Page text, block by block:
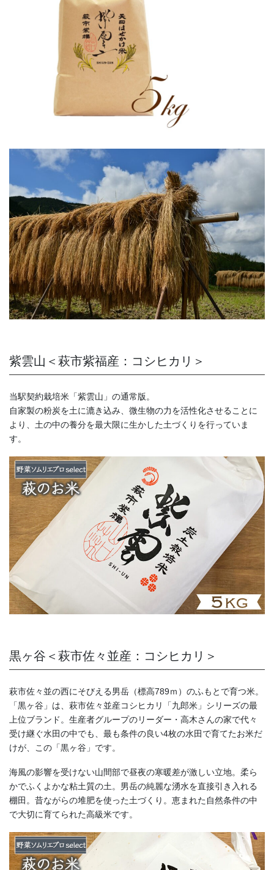
紫雲山＜萩市紫福産：コシヒカリ＞
当駅契約栽培米「紫雲山」の通常版。
自家製の粉炭を土に漉き込み、微生物の力を活性化させることに
より、土の中の養分を最大限に生かした土づくりを行っていま
す。
黒ヶ谷＜萩市佐々並産：コシヒカリ＞
萩市佐々並の西にそびえる男岳（標高789ｍ）のふもとで育つ米。
「黒ヶ谷」は、萩市佐々並産コシヒカリ「九郎米」シリーズの最
上位ブランド。生産者グループのリーダー・高木さんの家で代々
受け継ぐ水田の中でも、最も条件の良い4枚の水田で育てたお米だ
けが、この「黒ヶ谷」です。
海風の影響を受けない山間部で昼夜の寒暖差が激しい立地。柔ら
かでふくよかな粘土質の土。男岳の純麗な湧水を直接引き入れる
棚田。昔ながらの堆肥を使った土づくり。恵まれた自然条件の中
で大切に育てられた高級米です。